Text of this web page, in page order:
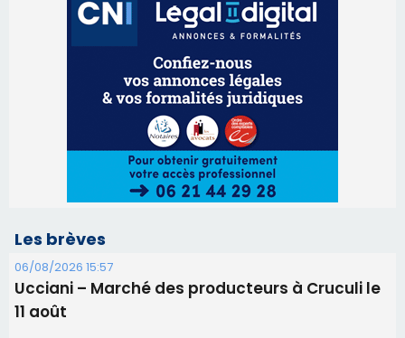
Les brèves
06/08/2026 15:57
Ucciani – Marché des producteurs à Cruculi le
11 août